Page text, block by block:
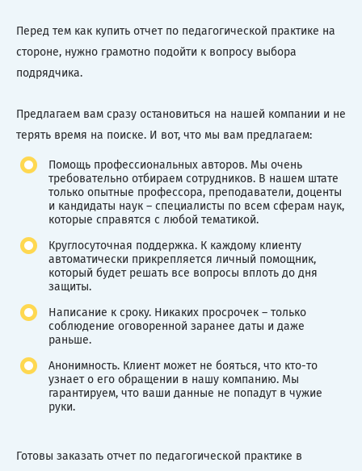
Перед тем как купить отчет по педагогической практике на
стороне, нужно грамотно подойти к вопросу выбора
подрядчика.
Предлагаем вам сразу остановиться на нашей компании и не
терять время на поиске. И вот, что мы вам предлагаем:
Помощь профессиональных авторов. Мы очень
требовательно отбираем сотрудников. В нашем штате
только опытные профессора, преподаватели, доценты
и кандидаты наук – специалисты по всем сферам наук,
которые справятся с любой тематикой.
Круглосуточная поддержка. К каждому клиенту
автоматически прикрепляется личный помощник,
который будет решать все вопросы вплоть до дня
защиты.
Написание к сроку. Никаких просрочек – только
соблюдение оговоренной заранее даты и даже
раньше.
Анонимность. Клиент может не бояться, что кто-то
узнает о его обращении в нашу компанию. Мы
гарантируем, что ваши данные не попадут в чужие
руки.
Готовы заказать отчет по педагогической практике в